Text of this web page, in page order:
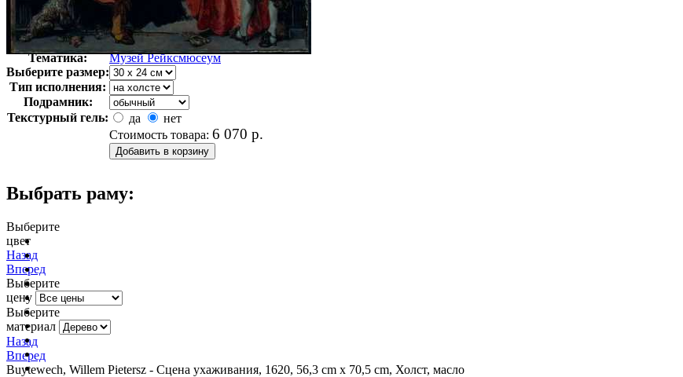
Автор:
Неизвестно
Арт-стиль
Голландская живопись
Тематика:
Музей Рейксмюсеум
Выберите размер:
Тип исполнения:
Подрамник:
Текстурный гель:
да
нет
Стоимость товара: 6 070 р.
Выбрать раму:
Выберите
цвет
Назад
Вперед
Выберите
цену
Выберите
материал
Назад
Вперед
Buytewech, Willem Pietersz - Сцена ухаживания, 1620, 56,3 cm x 70,5 cm, Холст, масло